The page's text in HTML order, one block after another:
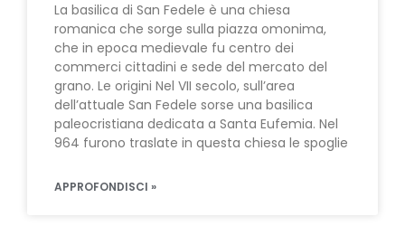
La basilica di San Fedele è una chiesa
romanica che sorge sulla piazza omonima,
che in epoca medievale fu centro dei
commerci cittadini e sede del mercato del
grano. Le origini Nel VII secolo, sull’area
dell’attuale San Fedele sorse una basilica
paleocristiana dedicata a Santa Eufemia. Nel
964 furono traslate in questa chiesa le spoglie
APPROFONDISCI »